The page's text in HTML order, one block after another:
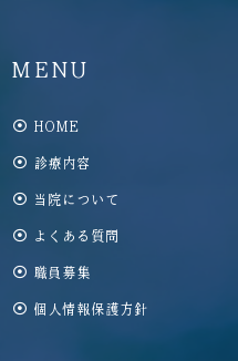
MENU
HOME
診療内容
当院について
よくある質問
職員募集
個人情報保護方針